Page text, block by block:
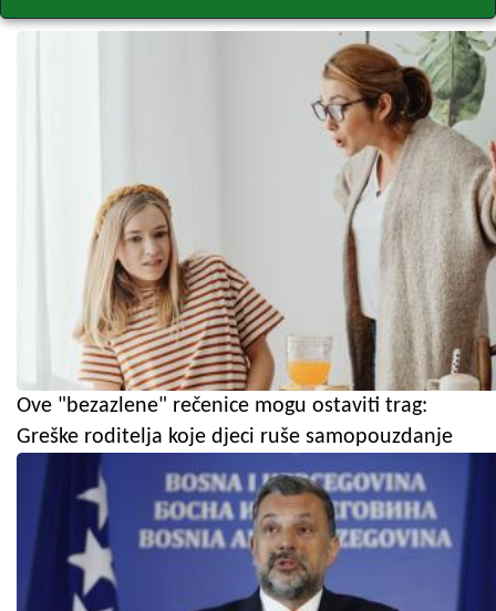
Ove "bezazlene" rečenice mogu ostaviti trag:
Greške roditelja koje djeci ruše samopouzdanje